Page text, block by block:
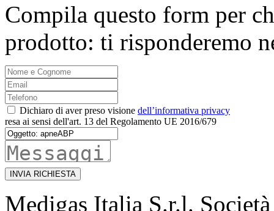
Compila questo form per
prodotto: ti risponderemo
Dichiaro di aver preso visione dell’informativa privacy
resa ai sensi dell'art. 13 del Regolamento UE 2016/679
INVIA RICHIESTA
Medigas Italia S.r.l.